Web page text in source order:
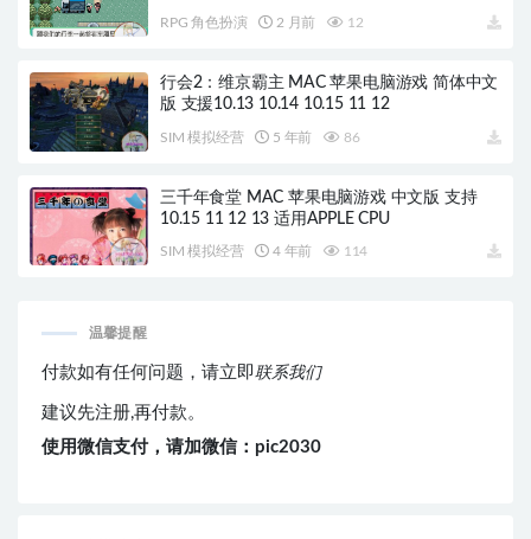
RPG 角色扮演 2 月前 12
行会2：维京霸主 MAC 苹果电脑游戏 简体中文
版 支援10.13 10.14 10.15 11 12
SIM 模拟经营 5 年前 86
三千年食堂 MAC 苹果电脑游戏 中文版 支持
10.15 11 12 13 适用APPLE CPU
SIM 模拟经营 4 年前 114
温馨提醒
付款如有任何问题，请立即联系我们
建议先注册,再付款。
使用微信支付，请加微信：pic2030